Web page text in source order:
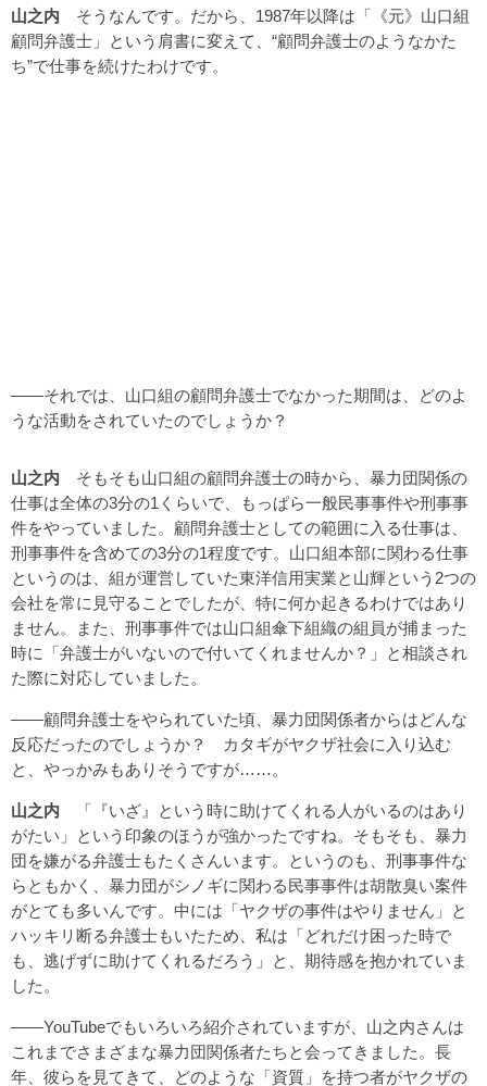
山之内 そうなんです。だから、1987年以降は「《元》山口組
顧問弁護士」という肩書に変えて、“顧問弁護士のようなかた
ち”で仕事を続けたわけです。
――それでは、山口組の顧問弁護士でなかった期間は、どのよ
うな活動をされていたのでしょうか？
山之内 そもそも山口組の顧問弁護士の時から、暴力団関係の
仕事は全体の3分の1くらいで、もっぱら一般民事事件や刑事事
件をやっていました。顧問弁護士としての範囲に入る仕事は、
刑事事件を含めての3分の1程度です。山口組本部に関わる仕事
というのは、組が運営していた東洋信用実業と山輝という2つの
会社を常に見守ることでしたが、特に何か起きるわけではあり
ません。また、刑事事件では山口組傘下組織の組員が捕まった
時に「弁護士がいないので付いてくれませんか？」と相談され
た際に対応していました。
――顧問弁護士をやられていた頃、暴力団関係者からはどんな
反応だったのでしょうか？ カタギがヤクザ社会に入り込む
と、やっかみもありそうですが……。
山之内 「『いざ』という時に助けてくれる人がいるのはあり
がたい」という印象のほうが強かったですね。そもそも、暴力
団を嫌がる弁護士もたくさんいます。というのも、刑事事件な
らともかく、暴力団がシノギに関わる民事事件は胡散臭い案件
がとても多いんです。中には「ヤクザの事件はやりません」と
ハッキリ断る弁護士もいたため、私は「どれだけ困った時で
も、逃げずに助けてくれるだろう」と、期待感を抱かれていま
した。
――YouTubeでもいろいろ紹介されていますが、山之内さんは
これまでさまざまな暴力団関係者たちと会ってきました。長
年、彼らを見てきて、どのような「資質」を持つ者がヤクザの